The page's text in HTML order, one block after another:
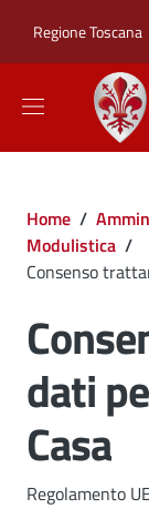
Regione Toscana
Home /
Modulistica /
Consenso
dati
Casa
Dettagli
Regolamento